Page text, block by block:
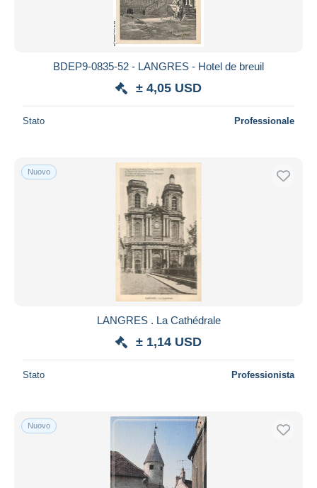
BDEP9-0835-52 - LANGRES - Hotel de breuil
± 4,05 USD
Stato Professionale
Nuovo
LANGRES . La Cathédrale
± 1,14 USD
Stato Professionista
Nuovo